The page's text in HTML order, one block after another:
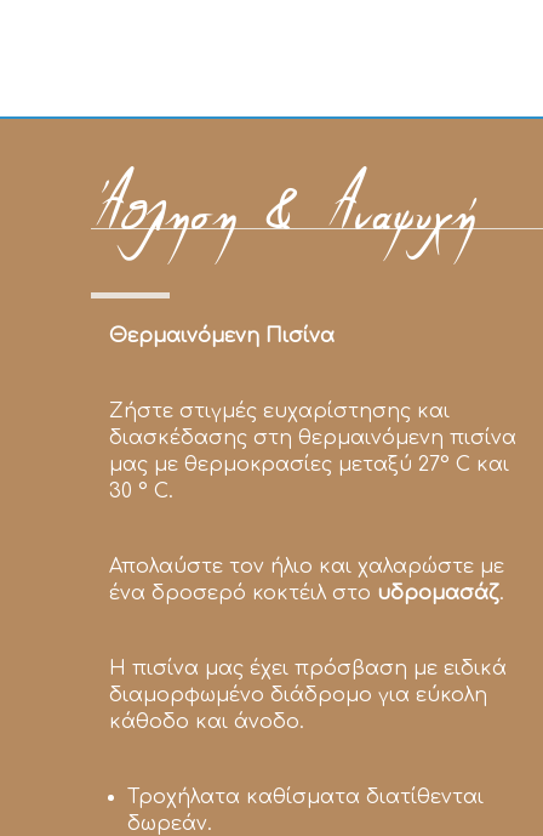
Άθληση & Αναψυχή
Θερμαινόμενη Πισίνα
Ζήστε στιγμές ευχαρίστησης και
διασκέδασης στη θερμαινόμενη πισίνα
μας με θερμοκρασίες μεταξύ 27° C και
30 ° C.
Απολαύστε τον ήλιο και χαλαρώστε με
ένα δροσερό κοκτέιλ στο υδρομασάζ.
Η πισίνα μας έχει πρόσβαση με ειδικά
διαμορφωμένο διάδρομο για εύκολη
κάθοδο και άνοδο.
Τροχήλατα καθίσματα διατίθενται
δωρεάν.